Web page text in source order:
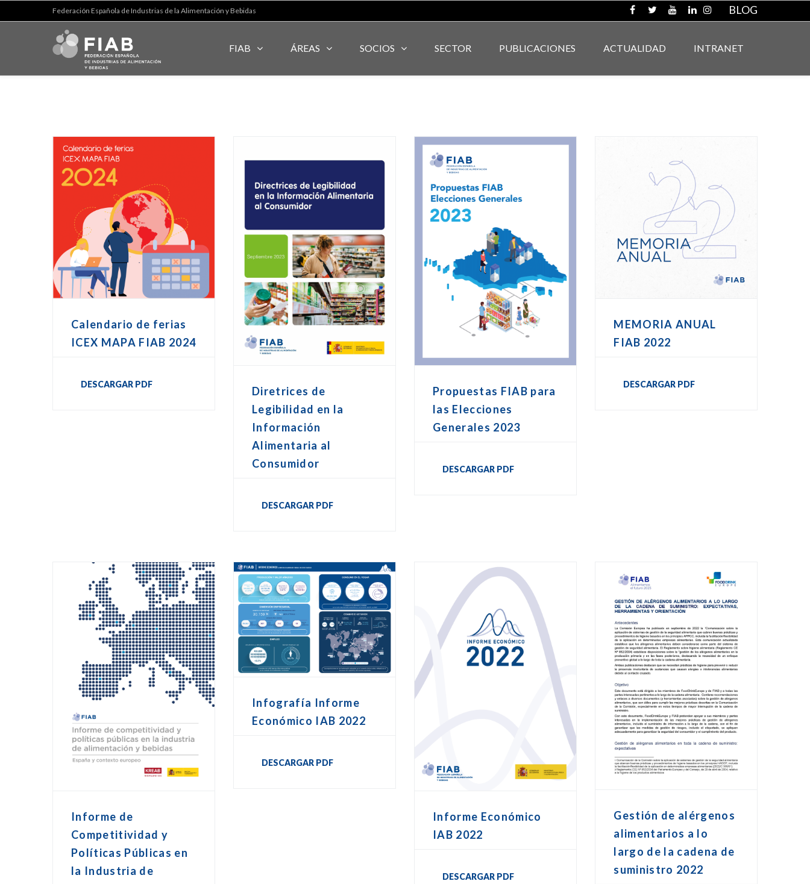
Federación Española de Industrias de la Alimentación y Bebidas BLOG
FIAB ÁREAS SOCIOS SECTOR PUBLICACIONES ACTUALIDAD INTRANET
Calendario de ferias
ICEX MAPA FIAB 2024
DESCARGAR PDF
Diretrices de
Legibilidad en la
Información
Alimentaria al
Consumidor
DESCARGAR PDF
Propuestas FIAB para
las Elecciones
Generales 2023
DESCARGAR PDF
MEMORIA ANUAL
FIAB 2022
DESCARGAR PDF
Informe de
Competitividad y
Políticas Públicas en
la Industria de
Infografía Informe
Económico IAB 2022
DESCARGAR PDF
Informe Económico
IAB 2022
DESCARGAR PDF
Gestión de alérgenos
alimentarios a lo
largo de la cadena de
suministro 2022